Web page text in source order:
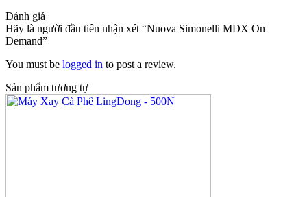
Đánh giá
Hãy là người đầu tiên nhận xét “Nuova Simonelli MDX On
Demand”
You must be logged in to post a review.
Sản phẩm tương tự